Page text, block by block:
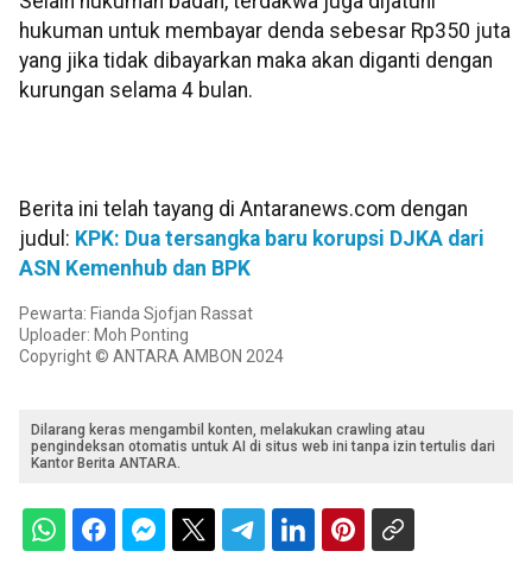
hukuman untuk membayar denda sebesar Rp350 juta
yang jika tidak dibayarkan maka akan diganti dengan
kurungan selama 4 bulan.
Berita ini telah tayang di Antaranews.com dengan
judul: KPK: Dua tersangka baru korupsi DJKA dari
ASN Kemenhub dan BPK
Pewarta: Fianda Sjofjan Rassat
Uploader: Moh Ponting
Copyright © ANTARA AMBON 2024
Dilarang keras mengambil konten, melakukan crawling atau
pengindeksan otomatis untuk AI di situs web ini tanpa izin tertulis dari
Kantor Berita ANTARA.